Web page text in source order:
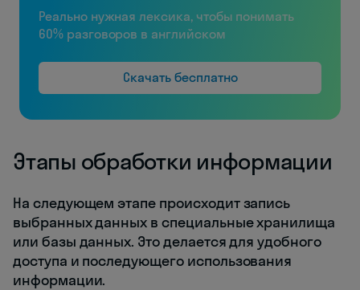
Реально нужная лексика, чтобы понимать
60% разговоров в английском
Скачать бесплатно
Этапы обработки информации
На следующем этапе происходит запись
выбранных данных в специальные хранилища
или базы данных. Это делается для удобного
доступа и последующего использования
информации.